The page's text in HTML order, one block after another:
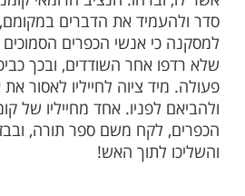
משערים כי מעשה זה
הנציב הרומאי קומנוס,
הרומאים בתקופת הבית
"יוספוס פלביוס" על אותו
פעם אחת הלך אפוסטמוס,